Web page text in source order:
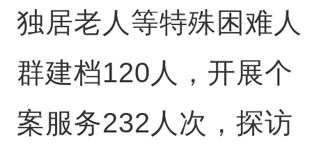
独居老人等特殊困难人
群建档120人，开展个
案服务232人次，探访